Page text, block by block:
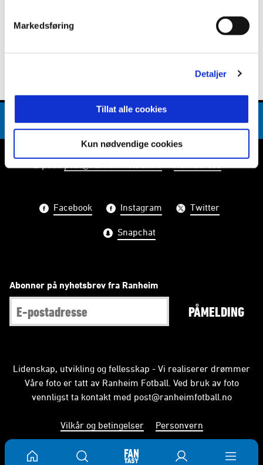
Markedsføring
Detaljer
Tillat alle cookies
Kun nødvendige cookies
Facebook Instagram Twitter
Snapchat
Abonner på nyhetsbrev fra Ranheim
PÅMELDING
Lidenskap, utvikling og fellesskap - Vi realiserer drømmer
Våre foto er tatt av Ranheim Fotball. Ved bruk av foto
vennligst ta kontakt med post@ranheimfotball.no
Vilkår og betingelser Personvern